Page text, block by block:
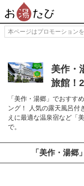
本ページはプロモーション
美作・
旅館！
「美作・湯郷」でおすす
ング！ 人気の露天風呂付
えに最適な温泉宿など「
で。
「美作・湯郷